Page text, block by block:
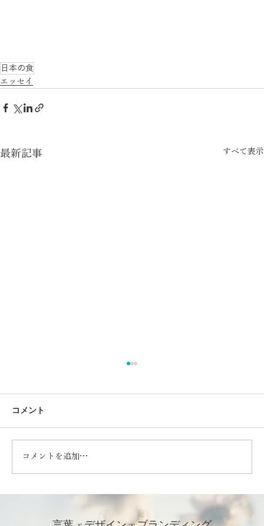
日本の食
エッセイ
最新記事 すべて表示
日本の食66「昔ながらの塩」 | さくっとフ
コメント
コメントを追加…